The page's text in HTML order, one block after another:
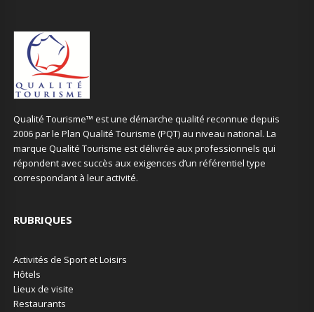
Qualité Tourisme™ est une démarche qualité reconnue depuis
2006 par le Plan Qualité Tourisme (PQT) au niveau national. La
marque Qualité Tourisme est délivrée aux professionnels qui
répondent avec succès aux exigences d’un référentiel type
correspondant à leur activité.
RUBRIQUES
Activités de Sport et Loisirs
Hôtels
Lieux de visite
Restaurants